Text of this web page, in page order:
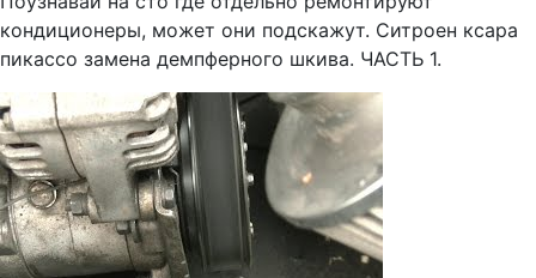
кондиционеры, может они подскажут. Ситроен ксара
пикассо замена демпферного шкива. ЧАСТЬ 1.